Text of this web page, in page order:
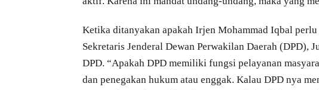
Ketika ditanyakan apakah Irjen Mohammad Iqbal
Sekretaris Jenderal Dewan Perwakilan Daerah (DPD),
DPD. “Apakah DPD memiliki fungsi pelayanan
dan penegakan hukum atau enggak. Kalau DPD nya